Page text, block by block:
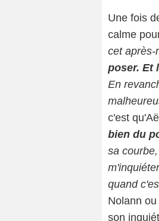
Une fois
calme
cet après-
poser. Et
En
c'est
bien du
sa
quand
Nolann
son